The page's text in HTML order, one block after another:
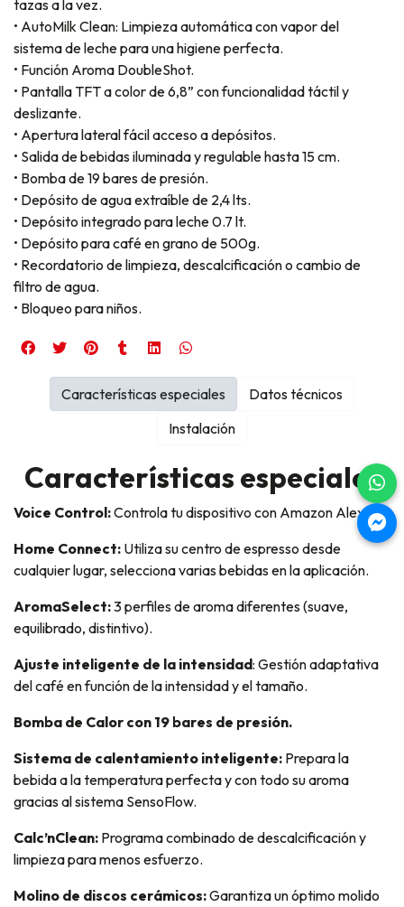
tazas a la vez.
• AutoMilk Clean: Limpieza automática con vapor del
sistema de leche para una higiene perfecta.
• Función Aroma DoubleShot.
• Pantalla TFT a color de 6,8” con funcionalidad táctil y
deslizante.
• Apertura lateral fácil acceso a depósitos.
• Salida de bebidas iluminada y regulable hasta 15 cm.
• Bomba de 19 bares de presión.
• Depósito de agua extraíble de 2,4 lts.
• Depósito integrado para leche 0.7 lt.
• Depósito para café en grano de 500g.
• Recordatorio de limpieza, descalcificación o cambio de
filtro de agua.
• Bloqueo para niños.
Características especiales
Voice Control:Controla tu dispositivo con Amazon Alexa.
Home Connect: Utiliza su centro de espresso desde
cualquier lugar, selecciona varias bebidas en la aplicación.
AromaSelect:3 perfiles de aroma diferentes (suave,
equilibrado, distintivo).
Ajuste inteligente de la intensidad: Gestión adaptativa
del café en función de la intensidad y el tamaño.
Bomba de Calor con 19 bares de presión.
Sistema de calentamiento inteligente: Prepara la
bebida a la temperatura perfecta y con todo su aroma
gracias al sistema SensoFlow.
Calc’nClean: Programa combinado de descalcificación y
limpieza para menos esfuerzo.
Molino de discos cerámicos:Garantiza un óptimo molido
Características especiales
Datos técnicos
Instalación